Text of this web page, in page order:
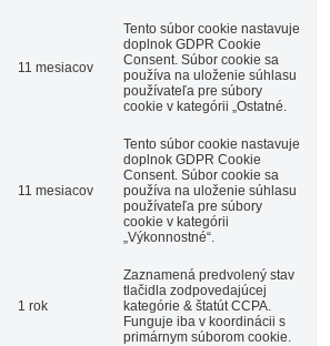
11 mesiacov
Tento súbor cookie nastavuje
doplnok GDPR Cookie
Consent. Súbor cookie sa
používa na uloženie súhlasu
používateľa pre súbory
cookie v kategórii „Ostatné.
11 mesiacov
Tento súbor cookie nastavuje
doplnok GDPR Cookie
Consent. Súbor cookie sa
používa na uloženie súhlasu
používateľa pre súbory
cookie v kategórii
„Výkonnostné“.
1 rok
Zaznamená predvolený stav
tlačidla zodpovedajúcej
kategórie & štatút CCPA.
Funguje iba v koordinácii s
primárnym súborom cookie.